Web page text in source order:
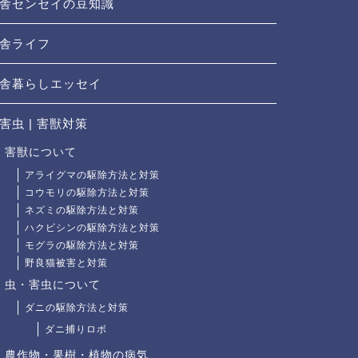
センセイの豆知識
ライフ
暮らしエッセイ
虫 | 害獣対策
害獣について
アライグマの駆除方法と対策
コウモリの駆除方法と対策
ネズミの駆除方法と対策
ハクビシンの駆除方法と対策
モグラの駆除方法と対策
野良猫被害と対策
虫・害虫について
ダニの駆除方法と対策
ダニ捕りロボ
農作物・果樹・植物の病気